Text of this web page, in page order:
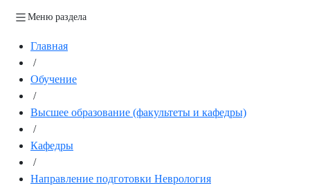
Меню раздела
Главная
/
Обучение
/
Высшее образование (факультеты и кафедры)
/
Кафедры
/
Направление подготовки Неврология